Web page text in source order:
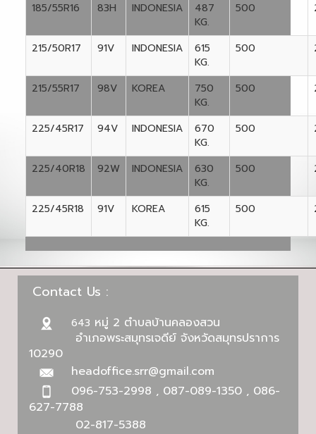
185/55R16 83H INDONESIA
487
KG.
500
215/50R17 91V INDONESIA
615
KG.
500
215/55R17 98V KOREA
750
KG.
500
225/45R17 94V INDONESIA
670
KG.
500
225/40R18 92W INDONESIA
630
KG.
500
225/45R18 91V KOREA
615
KG.
500
Contact Us :
643 หมู่ 2 ตำบลบ้านคลองสวน
อำเภอพระสมุทรเจดีย์ จังหวัดสมุทรปราการ
10290
headoffice.srr@gmail.com
096-753-2998 , 087-089-1350 , 086-
627-7788
02-817-5388